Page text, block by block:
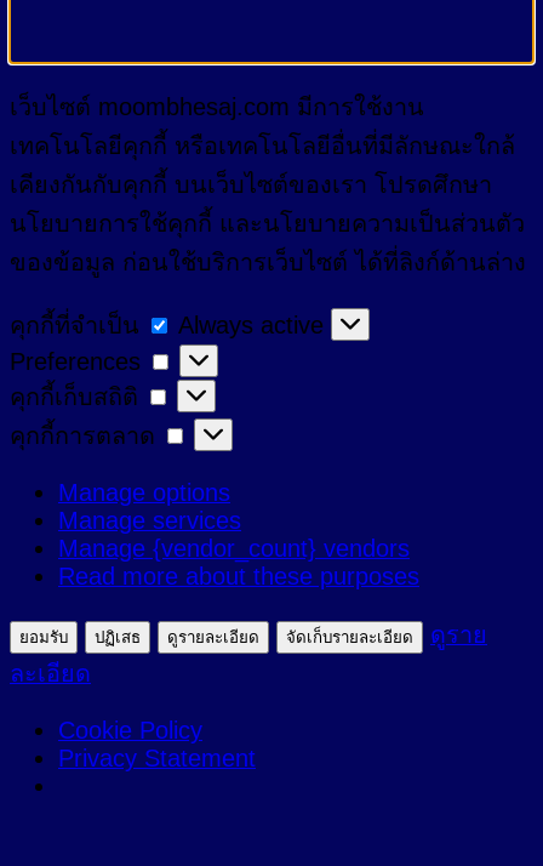
เว็บไซต์ moombhesaj.com มีการใช้งาน
เทคโนโลยีคุกกี้ หรือเทคโนโลยีอื่นที่มีลักษณะใกล้
เคียงกันกับคุกกี้ บนเว็บไซต์ของเรา โปรดศึกษา
นโยบายการใช้คุกกี้ และนโยบายความเป็นส่วนตัว
ของข้อมูล ก่อนใช้บริการเว็บไซต์ ได้ที่ลิงก์ด้านล่าง
คุกกี้ที่จำเป็น
คุกกี้
ที่
จำเป็น
Always active
Preferences
Preferences
คุกกี้เก็บสถิติ
คุกกี้
เก็บ
คุกกี้การตลาด
คุกกี้
ตลาด
Manage options
Manage services
Manage {vendor_count} vendors
Read more about these purposes
ยอมรับ ปฏิเสธ ดูรายละเอียด จัดเก็บรายละเอียด
ดูราย
ละเอียด
Cookie Policy
Privacy Statement